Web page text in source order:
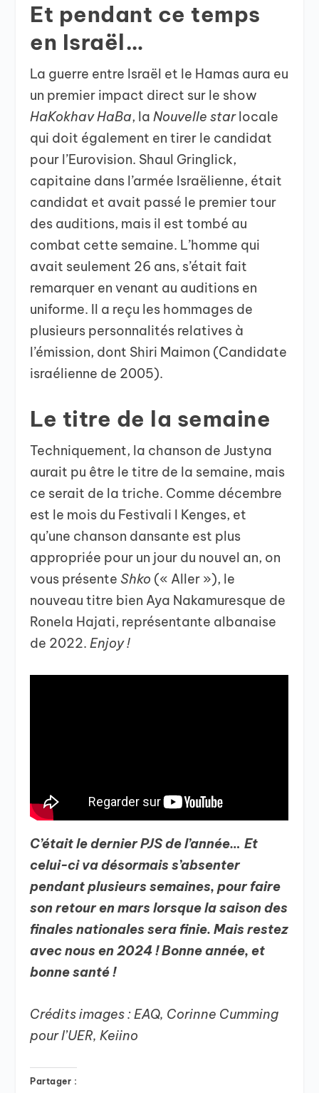
Et pendant ce temps
en Israël…
La guerre entre Israël et le Hamas aura eu
un premier impact direct sur le show
HaKokhav HaBa, laNouvelle starlocale
qui doit également en tirer le candidat
pour l’Eurovision. Shaul Gringlick,
capitaine dans l’armée Israëlienne, était
candidat et avait passé le premier tour
des auditions, mais il est tombé au
combat cette semaine. L’homme qui
avait seulement 26 ans, s’était fait
remarquer en venant au auditions en
uniforme. Il a reçu les hommages de
plusieurs personnalités relatives à
l’émission, dont Shiri Maimon (Candidate
israélienne de 2005).
Le titre de la semaine
Techniquement, la chanson de Justyna
aurait pu être le titre de la semaine, mais
ce serait de la triche. Comme décembre
est le mois du Festivali I Kenges, et
qu’une chanson dansante est plus
appropriée pour un jour du nouvel an, on
vous présenteShko (« Aller »), le
nouveau titre bien Aya Nakamuresque de
Ronela Hajati, représentante albanaise
de 2022.Enjoy !
C’était le dernier PJS de l’année… Et
celui-ci va désormais s’absenter
pendant plusieurs semaines, pour faire
son retour en mars lorsque la saison des
finales nationales sera finie. Mais restez
avec nous en 2024 ! Bonne année, et
bonne santé !
Crédits images : EAQ, Corinne Cumming
pour l’UER, Keiino
Partager :